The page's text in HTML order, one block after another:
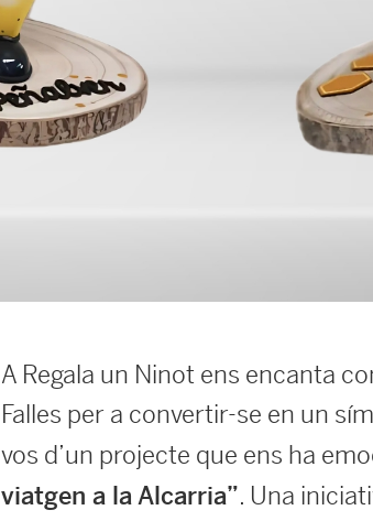
A Regala un Ninot ens encanta
Falles per a convertir-se en un
vos d’un projecte que ens ha
viatgen a la Alcarria”. Una